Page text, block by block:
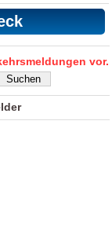
vor.